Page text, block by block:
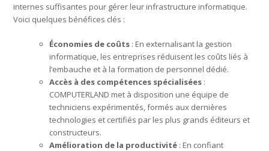
internes suffisantes pour gérer leur infrastructure informatique.
Voici quelques bénéfices clés :
Économies de coûts : En externalisant la gestion
informatique, les entreprises réduisent les coûts liés à
l’embauche et à la formation de personnel dédié.
Accès à des compétences spécialisées :
COMPUTERLAND met à disposition une équipe de
techniciens expérimentés, formés aux dernières
technologies et certifiés par les plus grands éditeurs et
constructeurs.
Amélioration de la productivité : En confiant